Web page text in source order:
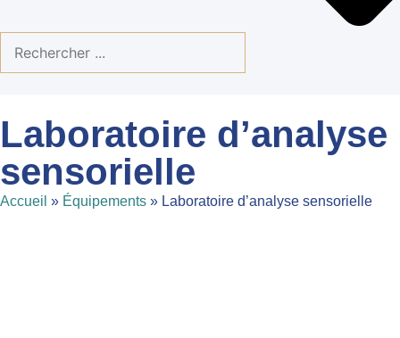
Laboratoire d’analyse
sensorielle
Accueil » Équipements » Laboratoire d’analyse sensorielle